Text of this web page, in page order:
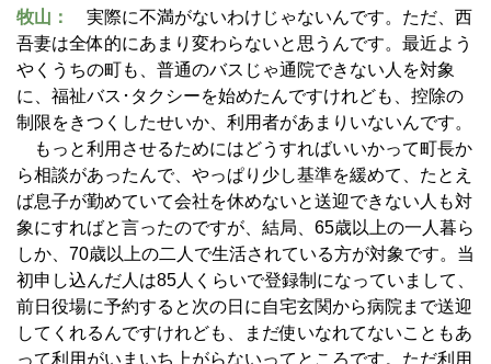
牧山：
実際に不満がないわけじゃないんです。ただ、西
吾妻は全体的にあまり変わらないと思うんです。最近よう
やくうちの町も、普通のバスじゃ通院できない人を対象
に、福祉バス･タクシーを始めたんですけれども、控除の
制限をきつくしたせいか、利用者があまりいないんです。
もっと利用させるためにはどうすればいいかって町長か
ら相談があったんで、やっぱり少し基準を緩めて、たとえ
ば息子が勤めていて会社を休めないと送迎できない人も対
象にすればと言ったのですが、結局、65歳以上の一人暮ら
しか、70歳以上の二人で生活されている方が対象です。当
初申し込んだ人は85人くらいで登録制になっていまして、
前日役場に予約すると次の日に自宅玄関から病院まで送迎
してくれるんですけれども、まだ使いなれてないこともあ
って利用がいまいち上がらないってところです。ただ利用